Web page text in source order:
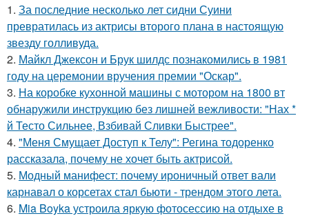
1. За последние несколько лет сидни Суини
превратилась из актрисы второго плана в настоящую
звезду голливуда.
2. Майкл Джексон и Брук шилдс познакомились в 1981
году на церемонии вручения премии "Оскар".
3. На коробке кухонной машины с мотором на 1800 вт
обнаружили инструкцию без лишней вежливости: "Нах *
й Тесто Сильнее, Взбивай Сливки Быстрее".
4. "Меня Смущает Доступ к Телу": Регина тодоренко
рассказала, почему не хочет быть актрисой.
5. Модный манифест: почему ироничный ответ вали
карнавал о корсетах стал бьюти - трендом этого лета.
6. Mia Boyka устроила яркую фотосессию на отдыхе в